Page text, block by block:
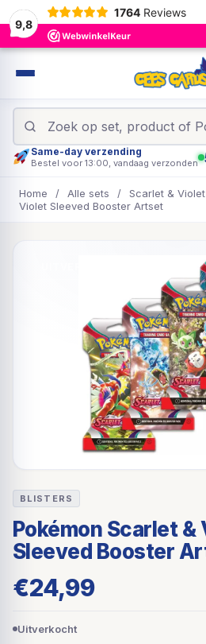
9,8
1764 Reviews
Same-day verzending
Bestel voor 13:00, vandaag verzonden
Home / Alle sets / Scarlet & Violet
Violet Sleeved Booster Artset
BLISTERS
Pokémon Scarlet &
Sleeved Booster
€24,99
Uitverkocht